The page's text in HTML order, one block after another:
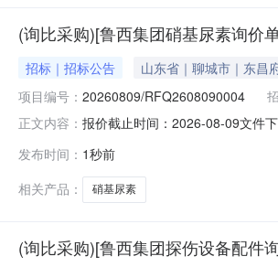
(询比采购)[鲁西集团硝基尿素询价
招标｜招标公告
山东省｜聊城市｜东昌
项目编号： 20260809/RFQ2608090004
正文内容： 报价截止时间：2026-08-09文件
发布时间： 1秒前
相关产品：
硝基尿素
(询比采购)[鲁西集团探伤设备配件